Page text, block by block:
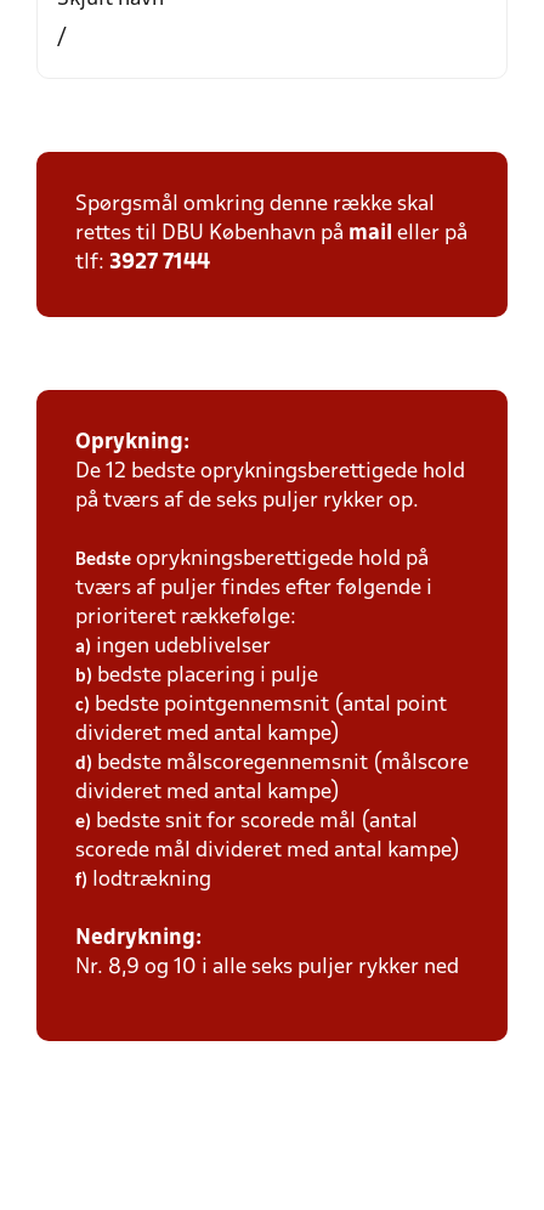
/
Spørgsmål omkring denne række skal
rettes til DBU København på mail eller på
tlf: 3927 7144
Oprykning:
De 12 bedste oprykningsberettigede hold
på tværs af de seks puljer rykker op.
Bedste oprykningsberettigede hold på
tværs af puljer findes efter følgende i
prioriteret rækkefølge:
a) ingen udeblivelser
b) bedste placering i pulje
c) bedste pointgennemsnit (antal point
divideret med antal kampe)
d) bedste målscoregennemsnit (målscore
divideret med antal kampe)
e) bedste snit for scorede mål (antal
scorede mål divideret med antal kampe)
f) lodtrækning
Nedrykning:
Nr. 8,9 og 10 i alle seks puljer rykker ned